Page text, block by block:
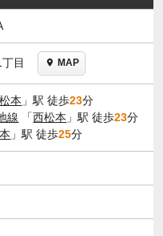
丁目 MAP
本 」駅 徒歩23分
線 「西松本 」駅 徒歩23分
」駅 徒歩25分